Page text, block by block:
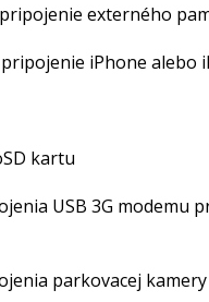
externého
iPhone alebo
kartu
USB 3G modemu
parkovacej kamery